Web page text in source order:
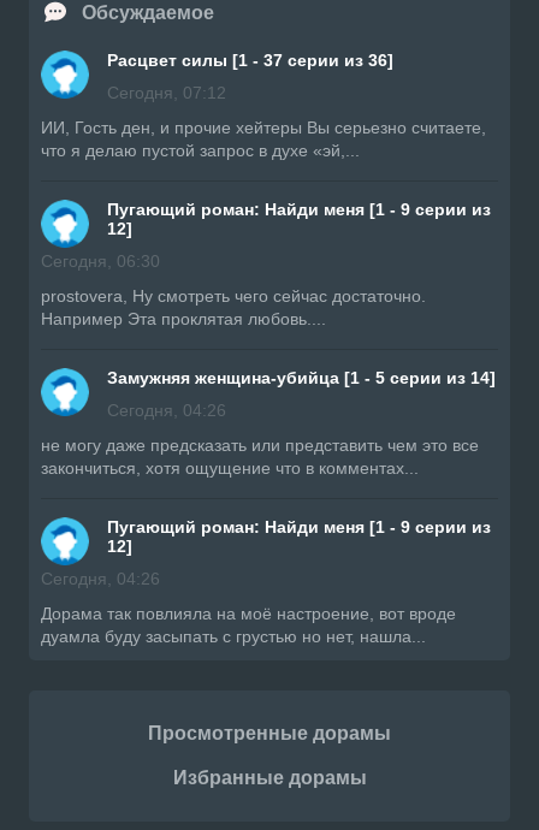
Обсуждаемое
Расцвет силы [1 - 37 серии из 36]
Сегодня, 07:12
ИИ, Гость ден, и прочие хейтеры Вы серьезно считаете,
что я делаю пустой запрос в духе «эй,...
Пугающий роман: Найди меня [1 - 9 серии из
12]
Сегодня, 06:30
prostovera, Ну смотреть чего сейчас достаточно.
Например Эта проклятая любовь....
Замужняя женщина-убийца [1 - 5 серии из 14]
Сегодня, 04:26
не могу даже предсказать или представить чем это все
закончиться, хотя ощущение что в комментах...
Пугающий роман: Найди меня [1 - 9 серии из
12]
Сегодня, 04:26
Дорама так повлияла на моё настроение, вот вроде
дуамла буду засыпать с грустью но нет, нашла...
Просмотренные дорамы
Избранные дорамы